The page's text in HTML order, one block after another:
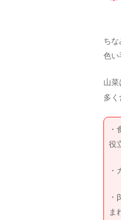
ちな
色い
山
多
役
ま